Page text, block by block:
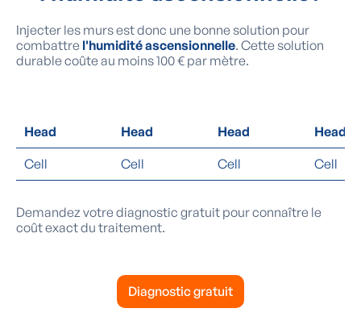
Injecter les murs est donc une bonne solution pour
combattre l'humidité ascensionnelle. Cette solution
durable coûte au moins 100 € par mètre.
Head Head Head
Head
Cell
Cell Cell Cell
Demandez votre diagnostic gratuit pour connaître le
coût exact du traitement.
Diagnostic gratuit